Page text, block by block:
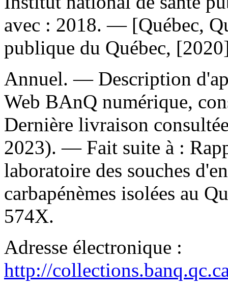
avec : 2018. — [Québec,
publique du Québec,
Annuel. — Description
Web BAnQ numérique,
Dernière livraison
2023). — Fait suite à :
laboratoire des souches
carbapénèmes isolées au
574X.
Adresse électronique :
http://